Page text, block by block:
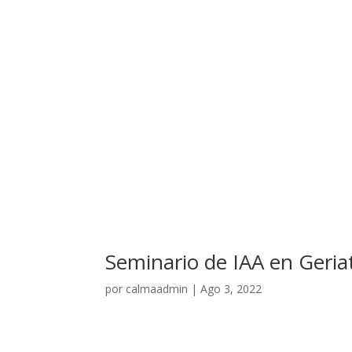
Seminario de IAA en
por calmaadmin |Ago 3, 2022